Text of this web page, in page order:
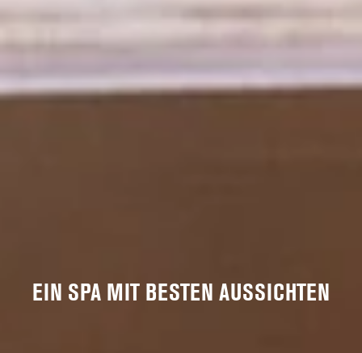
EIN SPA MIT BESTEN AUSSICHTEN